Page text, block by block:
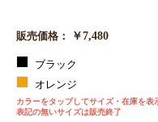
販売価格： ￥7,480
ブラック
オレンジ
カラーをタップしてサイズ・在庫を表
表記の無いサイズは販売終了